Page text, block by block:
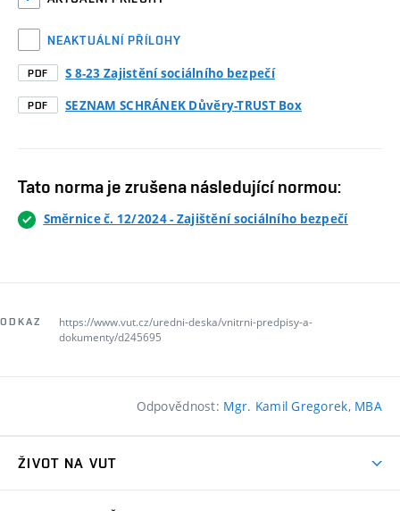
NEAKTUÁLNÍ PŘÍLOHY
PDF S 8-23 Zajistění sociálního bezpečí
PDF SEZNAM SCHRÁNEK Důvěry-TRUST Box
Tato norma je zrušena následující normou:
Směrnice č. 12/2024 - Zajištění sociálního bezpečí
ODKAZ
https://www.vut.cz/uredni-deska/vnitrni-predpisy-a-
dokumenty/d245695
Odpovědnost: Mgr. Kamil Gregorek, MBA
ŽIVOT NA VUT